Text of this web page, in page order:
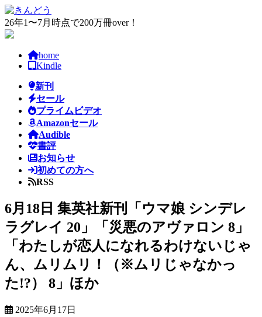
コ
ン
テ
ナ
ビ
ゲ
26年1〜7月時点で200万冊over！
home
Kindle
新刊
セール
プライムビデオ
Amazonセール
Audible
書評
お知らせ
初めての方へ
RSS
6月18日 集英社新刊「ウマ娘 シンデレ
ラグレイ 20」「災悪のアヴァロン 8」
「わたしが恋人になれるわけないじゃ
ん、ムリムリ！（※ムリじゃなかっ
た!?） 8」ほか
2025年6月17日